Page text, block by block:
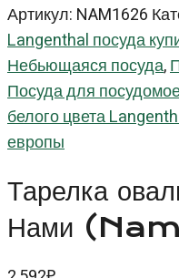
Артикул: NAM1626
Langenthal посуда
Небьющаяся посуда,
Посуда для
белого цвета
европы
Тарелка
Нами